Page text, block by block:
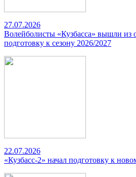
27.07.2026
Волейболисты «Кузбасса» вышли из
подготовку к сезону 2026/2027
22.07.2026
«Кузбасс-2» начал подготовку к